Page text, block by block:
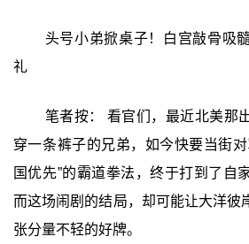
头号小弟掀桌子！白宫敲骨吸
礼
笔者按： 看官们，最近北美那
穿一条裤子的兄弟，如今快要当街
国优先”的霸道拳法，终于打到了自
而这场闹剧的结局，却可能让大洋彼
张分量不轻的好牌。